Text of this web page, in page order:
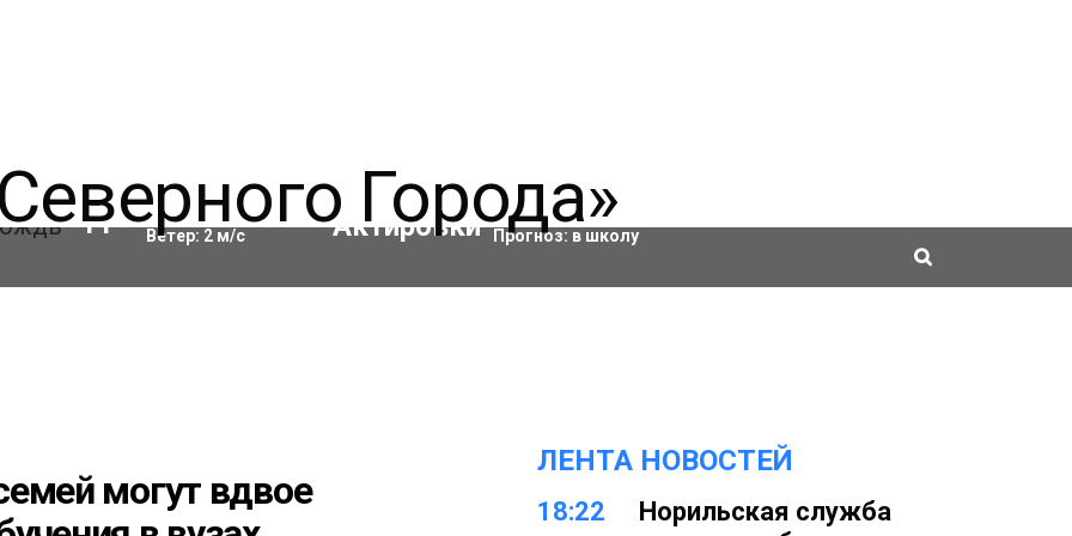
11 °C Влажность:97%
Ветер: 2м/с
Актировки
Прогноз: в школу
могут вдвое
ЛЕНТА НОВОСТЕЙ
18:22
Норильская служба